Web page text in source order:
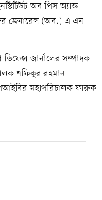
অব পিস অ্যান্ড
জেনারেল (অব.) এ এন
জার্নালের সম্পাদক
শফিকুর রহমান।
মহাপরিচালক ফারুক